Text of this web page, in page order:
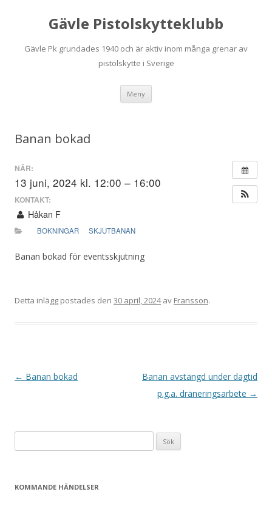
Gävle Pistolskytteklubb
Gävle Pk grundades 1940 och är aktiv inom många grenar av
pistolskytte i Sverige
Meny
Banan bokad
NÄR:
13 juni, 2024 kl. 12:00 – 16:00
KONTAKT:
Håkan F
BOKNINGAR SKJUTBANAN
Banan bokad för eventsskjutning
Detta inlägg postades den 30 april, 2024av Fransson.
I← Banan bokad
Banan avstängd under dagtid
p.g.a. dräneringsarbete →
efter:
KOMMANDE HÄNDELSER